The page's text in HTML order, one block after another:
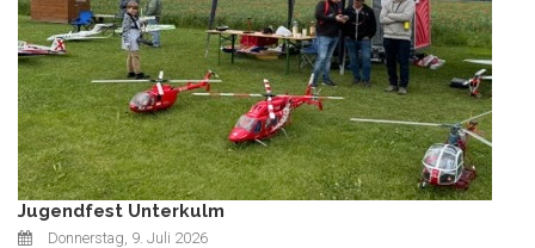
Jugendfest Unterkulm
Donnerstag, 9. Juli 2026